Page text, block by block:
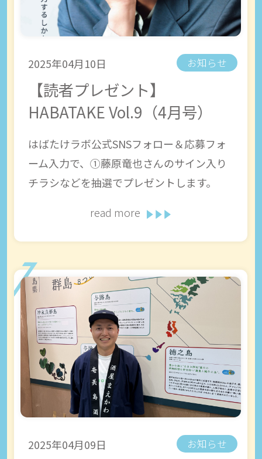
2025年04月10日 お知らせ
【読者プレゼント】
HABATAKE Vol.9（4月号）
はばたけラボ公式SNSフォロー＆応募フォ
ーム入力で、①藤原竜也さんのサイン入り
チラシなどを抽選でプレゼントします。
read more
2025年04月09日 お知らせ